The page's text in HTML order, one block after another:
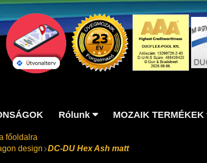
Rólunk MOZAIK TERMÉKEK
főoldalra
design DC-DU Hex Ash matt